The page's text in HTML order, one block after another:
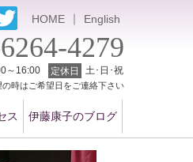
HOME ｜ English
ス 伊藤康子のブログ
4279
～16:00 定休日 土･日･祝
時はご希望日をご連絡下さい